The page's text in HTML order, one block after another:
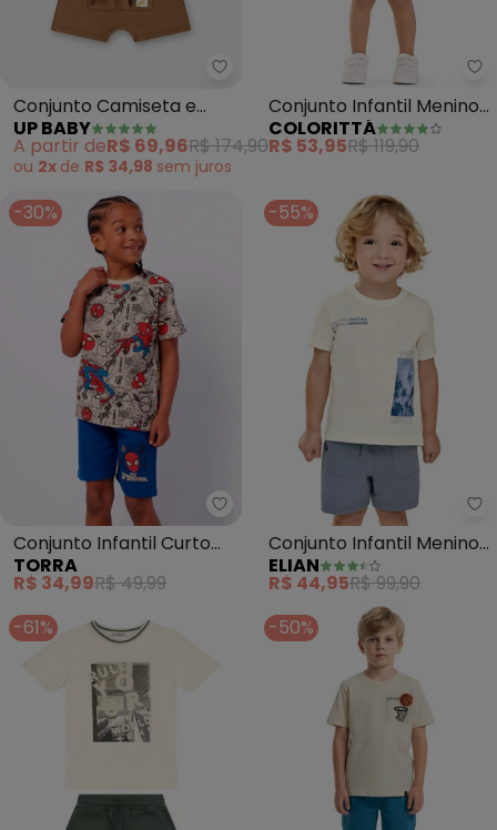
Up Baby - Conjunto Camiseta
Conjunto Camiseta e
Bermuda Bebê (Bege)
UP BABY
A partir deR$ 69,96R$ 174,90
ou 2x de R$ 34,98 sem juros
Conjunto Infantil Menino
Urban Relevo (Bege)
COLORITTÁ
R$ 53,95R$ 119,90
-30%
Torra - Conjunto Infantil Curto
Conjunto Infantil Curto
Homem Aranha (Bege)
TORRA
R$ 34,99R$ 49,99
-55%
Conjunto Infantil Menino
Curto Surf (Bege)
ELIAN
R$ 44,95R$ 99,90
-61%
-50%